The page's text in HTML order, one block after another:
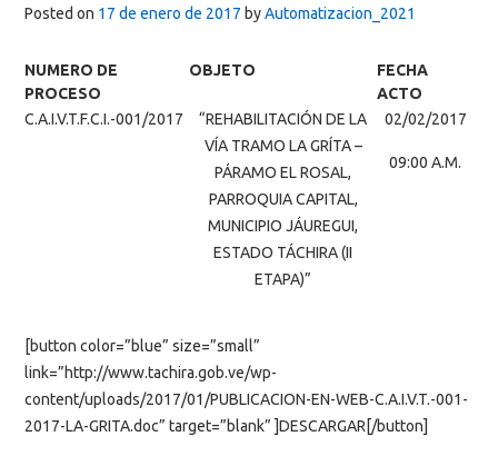
Posted on 17 de enero de 2017 byAutomatizacion_2021
NUMERO DE
PROCESO
OBJETO
FECHA
ACTO
C.A.I.V.T.F.C.I.-001/2017
“REHABILITACIÓN DE LA
VÍA TRAMO LA GRÍTA –
PÁRAMO EL ROSAL,
PARROQUIA CAPITAL,
MUNICIPIO JÁUREGUI,
ESTADO TÁCHIRA (II
ETAPA)”
02/02/2017
09:00 A.M.
[button color=”blue” size=”small”
link=”http://www.tachira.gob.ve/wp-
content/uploads/2017/01/PUBLICACION-EN-WEB-C.A.I.V.T.-001-
2017-LA-GRITA.doc” target=”blank” ]DESCARGAR[/button]